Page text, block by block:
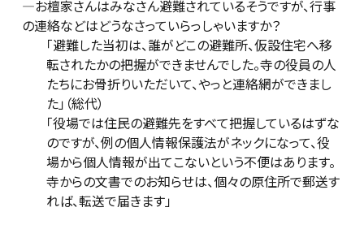
―お檀家さんはみなさん避難されているそうですが、行事
の連絡などはどうなさっていらっしゃいますか？
「避難した当初は、誰がどこの避難所、仮設住宅へ移
転されたかの把握ができませんでした。寺の役員の人
たちにお骨折りいただいて、やっと連絡網ができまし
た」（総代）
「役場では住民の避難先をすべて把握しているはずな
のですが、例の個人情報保護法がネックになって、役
場から個人情報が出てこないという不便はあります。
寺からの文書でのお知らせは、個々の原住所で郵送す
れば、転送で届きます」